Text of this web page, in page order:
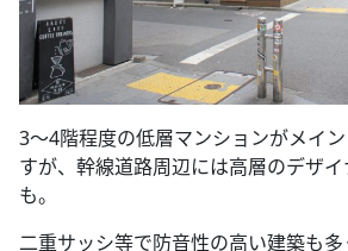
3～4階程度の低層マンションがメイ
すが、幹線道路周辺には高層のデザ
も。
二重サッシ等で防音性の高い建築も